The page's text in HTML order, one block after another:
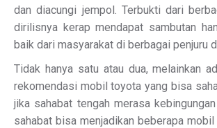
dan diacungi jempol. Terbukti dari
dirilisnya kerap mendapat sambutan
baik dari masyarakat di berbagai penjuru
Tidak hanya satu atau dua, melainkan
rekomendasi mobil toyota yang bisa
jika sahabat tengah merasa
sahabat bisa menjadikan beberapa